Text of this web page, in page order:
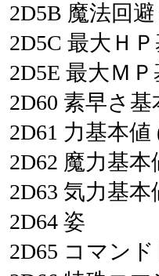
2D5B 魔法回避
2D5C 最大Ｈ
2D5E 最大ＭＰ
2D60 素早さ基
2D61 力基本値
2D62 魔力基本
2D63 気力基本
2D64 姿
2D65 コマンド